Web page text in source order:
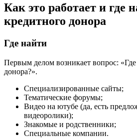
Как это работает и где
кредитного донора
Где найти
Первым делом возникает вопрос:
донора?».
Специализированные сайты;
Тематические форумы;
Видео на ютубе (да, есть
видеоролики);
Знакомые и родственники;
Специальные компании.